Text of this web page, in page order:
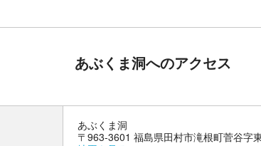
あぶくま洞へのアクセス
あぶくま洞
〒963-3601 福島県田村市滝根町菅谷字